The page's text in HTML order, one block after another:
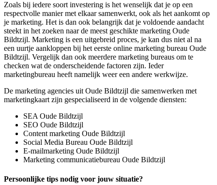
Zoals bij iedere soort investering is het wenselijk dat je op een
respectvolle manier met elkaar samenwerkt, ook als het aankomt op
je marketing. Het is dan ook belangrijk dat je voldoende aandacht
steekt in het zoeken naar de meest geschikte marketing Oude
Bildtzijl. Marketing is een uitgebreid proces, je kan dus niet al na
een uurtje aankloppen bij het eerste online marketing bureau Oude
Bildtzijl. Vergelijk dan ook meerdere marketing bureaus om te
checken wat de onderscheidende factoren zijn. Ieder
marketingbureau heeft namelijk weer een andere werkwijze.
De marketing agencies uit Oude Bildtzijl die samenwerken met
marketingkaart zijn gespecialiseerd in de volgende diensten:
SEA Oude Bildtzijl
SEO Oude Bildtzijl
Content marketing Oude Bildtzijl
Social Media Bureau Oude Bildtzijl
E-mailmarketing Oude Bildtzijl
Marketing communicatiebureau Oude Bildtzijl
Persoonlijke tips nodig voor jouw situatie?